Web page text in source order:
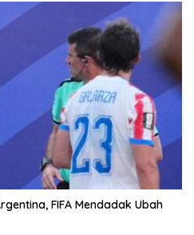
FIFA Mendadak Ubah